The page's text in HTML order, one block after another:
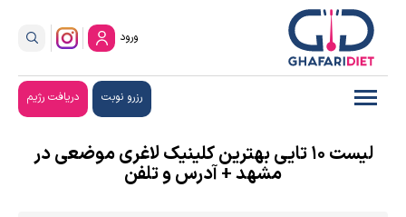
ورود
رزرو نوبت دریافت رژیم
لیست ۱۰ تایی بهترین کلینیک لاغری موضعی در
مشهد + آدرس و تلفن